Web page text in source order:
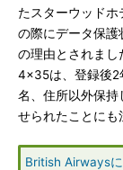
たスターウッド
の際にデータ保護
の理由とされまし
4x35は、登録後2
名、住所以外保持
せられたことにも
British Airways